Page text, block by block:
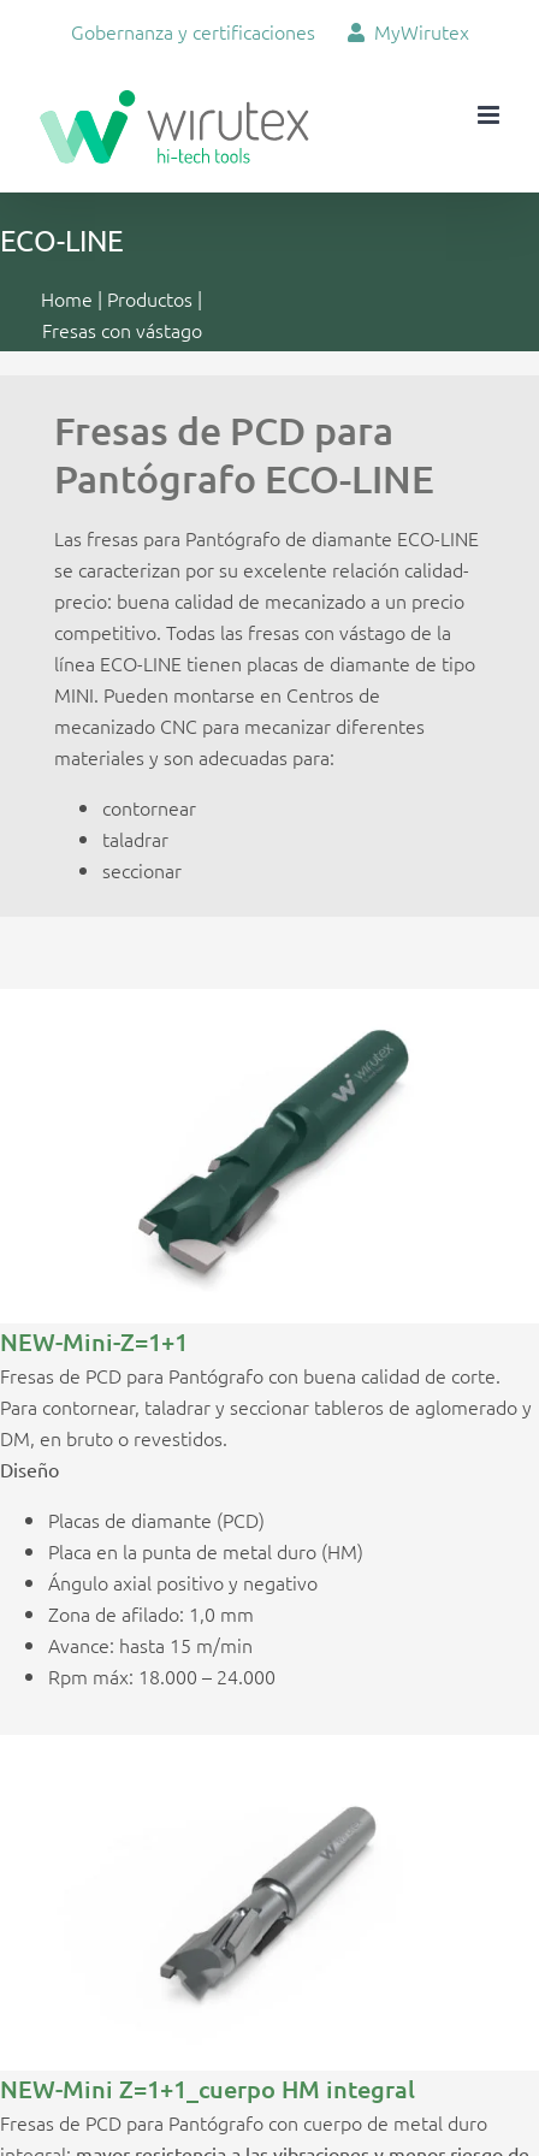
Gobernanza y certificaciones MyWirutex
ECO-LINE
Home | Productos |
Fresas con vástago
Fresas de PCD para
Pantógrafo ECO-LINE
Las fresas para Pantógrafo de diamante ECO-LINE
se caracterizan por su excelente relación calidad-
precio: buena calidad de mecanizado a un precio
competitivo. Todas las fresas con vástago de la
línea ECO-LINE tienen placas de diamante de tipo
MINI. Pueden montarse en Centros de
mecanizado CNC para mecanizar diferentes
materiales y son adecuadas para:
contornear
taladrar
seccionar
NEW-Mini-Z=1+1
Fresas de PCD para Pantógrafo con buena calidad de corte.
Para contornear, taladrar y seccionar tableros de aglomerado y
DM, en bruto o revestidos.
Diseño
Placas de diamante (PCD)
Placa en la punta de metal duro (HM)
Ángulo axial positivo y negativo
Zona de afilado: 1,0 mm
Avance: hasta 15 m/min
Rpm máx: 18.000 – 24.000
NEW-Mini Z=1+1_cuerpo HM integral
Fresas de PCD para Pantógrafo con cuerpo de metal duro